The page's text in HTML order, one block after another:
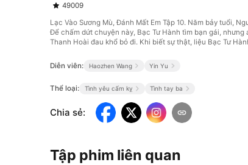
49009
Lạc Vào Sương Mù, Đánh Mất Em Tập 10. Năm bảy tuổi,
Để chấm dứt chuyện này, Bạc Tư Hành tìm bạn gái,
Thanh Hoài đau khổ bỏ đi. Khi biết sự thật, liệu Bạc Tư
Diễn viên: Haozhen Wang Yin Yu
Thể loại: Tình yêu cấm kỵ Tình tay ba
Chia sẻ:
Tập phim liên quan